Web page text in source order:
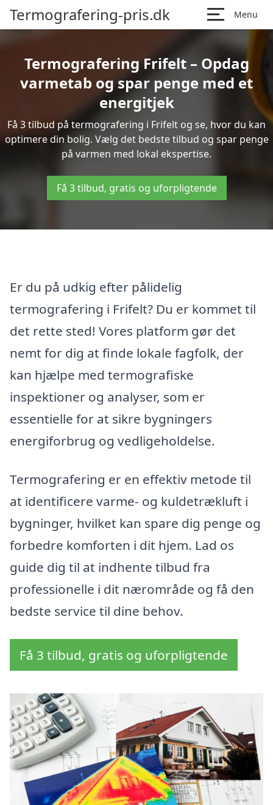
Termografering-pris.dk Menu
Termografering Frifelt – Opdag
varmetab og spar penge med et
energitjek
Få 3 tilbud på termografering i Frifelt og se, hvor du kan
optimere din bolig. Vælg det bedste tilbud og spar penge
på varmen med lokal ekspertise.
Få 3 tilbud, gratis og uforpligtende
Er du på udkig efter pålidelig
termografering i Frifelt? Du er kommet til
det rette sted! Vores platform gør det
nemt for dig at finde lokale fagfolk, der
kan hjælpe med termografiske
inspektioner og analyser, som er
essentielle for at sikre bygningers
energiforbrug og vedligeholdelse.
Termografering er en effektiv metode til
at identificere varme- og kuldetrækluft i
bygninger, hvilket kan spare dig penge og
forbedre komforten i dit hjem. Lad os
guide dig til at indhente tilbud fra
professionelle i dit nærområde og få den
bedste service til dine behov.
Få 3 tilbud, gratis og uforpligtende